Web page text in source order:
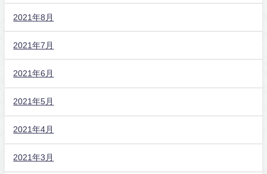
2021年8月
2021年7月
2021年6月
2021年5月
2021年4月
2021年3月